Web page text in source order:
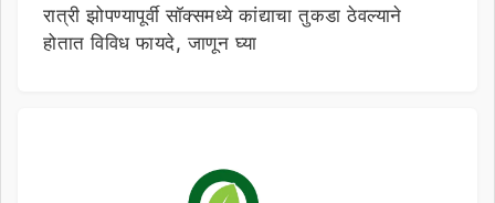
रात्री झोपण्यापूर्वी सॉक्समध्ये कांद्याचा तुकडा ठेवल्याने
होतात विविध फायदे, जाणून घ्या